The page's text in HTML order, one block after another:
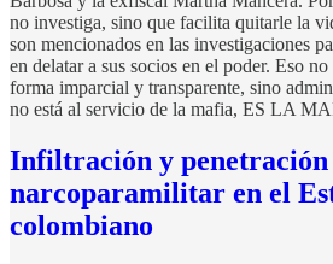
no investiga, sino que facilita quitarle la
son mencionados en las investigaciones
en delatar a sus socios en el poder. Eso
forma imparcial y transparente, sino
no está al servicio de la mafia, ES LA
Infiltración y penetración
narcoparamilitar en el
colombiano